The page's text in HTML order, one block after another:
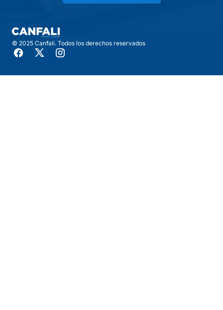
© 2025 Canfali. Todos los derechos reservados